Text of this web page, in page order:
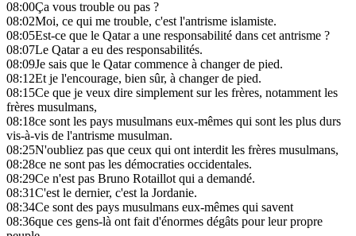
08:00Ça vous trouble ou pas ?
08:02Moi, ce qui me trouble, c'est l'antrisme islamiste.
08:05Est-ce que le Qatar a une responsabilité dans cet antrisme ?
08:07Le Qatar a eu des responsabilités.
08:09Je sais que le Qatar commence à changer de pied.
08:12Et je l'encourage, bien sûr, à changer de pied.
08:15Ce que je veux dire simplement sur les frères, notamment les
frères musulmans,
08:18ce sont les pays musulmans eux-mêmes qui sont les plus durs
vis-à-vis de l'antrisme musulman.
08:25N'oubliez pas que ceux qui ont interdit les frères musulmans,
08:28ce ne sont pas les démocraties occidentales.
08:29Ce n'est pas Bruno Rotaillot qui a demandé.
08:31C'est le dernier, c'est la Jordanie.
08:34Ce sont des pays musulmans eux-mêmes qui savent
08:36que ces gens-là ont fait d'énormes dégâts pour leur propre